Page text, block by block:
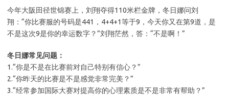
今年大阪田径世锦赛上，刘翔夺得110米栏金牌，冬日娜问刘
翔：“你比赛服的号码是441，4+4+1等于9，今天你又在第9道，是
不是这次9是你的幸运数字？”刘翔茫然，答：“不是啊！”
冬日娜常见问题：
1.“你是不是在比赛前对自己特别有信心？”
2.“你昨天的比赛是不是感觉非常完美？”
3.“经常参加国际大赛对提高你的心理素质是不是非常有帮助？”